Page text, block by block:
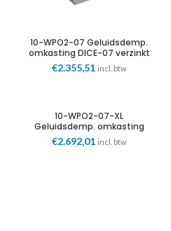
10-WPO2-07 Geluidsdemp.
omkasting DICE-07 verzinkt
B120xH142xD125cm Merford
€2.355,51 incl. btw
10-WPO2-07-XL
Geluidsdemp. omkasting
DICE-07-XL verzinkt
B160xH142xD150cm Merford
€2.692,01 incl. btw